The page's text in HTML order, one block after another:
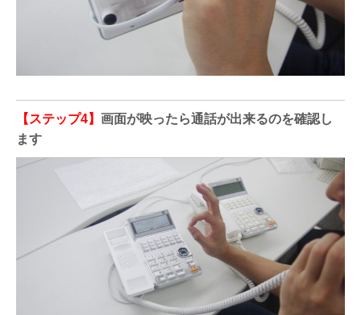
【ステップ4】 画面が映ったら通話が出来るのを確認し
ます